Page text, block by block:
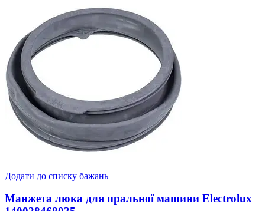
Додати до списку бажань
Манжета люка для пральної машини Electrolux